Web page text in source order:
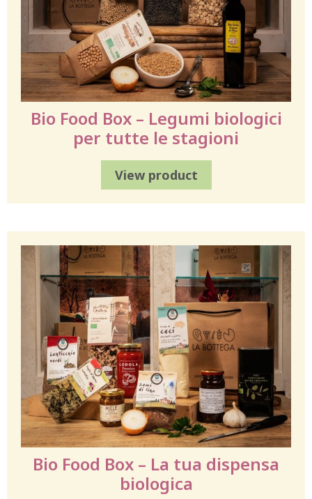
Bio Food Box – Legumi biologici
per tutte le stagioni
View product
Bio Food Box – La tua dispensa
biologica